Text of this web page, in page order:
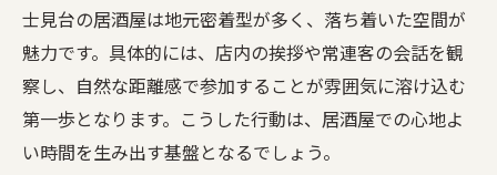
士見台の居酒屋は地元密着型が多く、落ち着いた空間が
魅力です。具体的には、店内の挨拶や常連客の会話を観
察し、自然な距離感で参加することが雰囲気に溶け込む
第一歩となります。こうした行動は、居酒屋での心地よ
い時間を生み出す基盤となるでしょう。